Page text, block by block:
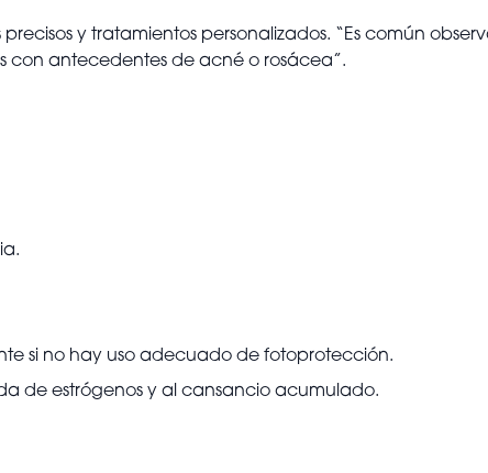
y tratamientos personalizados. “Es común
con antecedentes de acné o rosácea”.
si no hay uso adecuado de fotoprotección.
de estrógenos y al cansancio acumulado.